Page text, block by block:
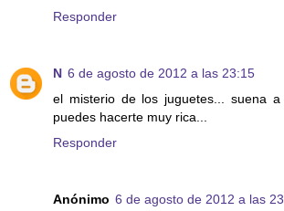
Responder
N 6 de agosto de 2012 a las 23:15
el misterio de los juguetes... suena
puedes hacerte muy rica...
Responder
Anónimo 6 de agosto de 2012 a las